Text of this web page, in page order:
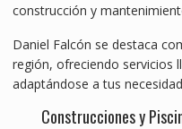
construcción y
Daniel Falcón se destaca
región, ofreciendo servicios
adaptándose a tus
Construcciones y